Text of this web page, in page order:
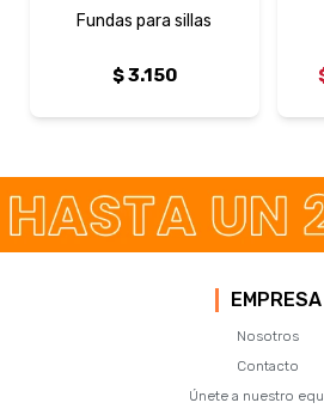
Fundas para sillas
$3.150
EMPRESA
Nosotros
Contacto
Únete a nuestro